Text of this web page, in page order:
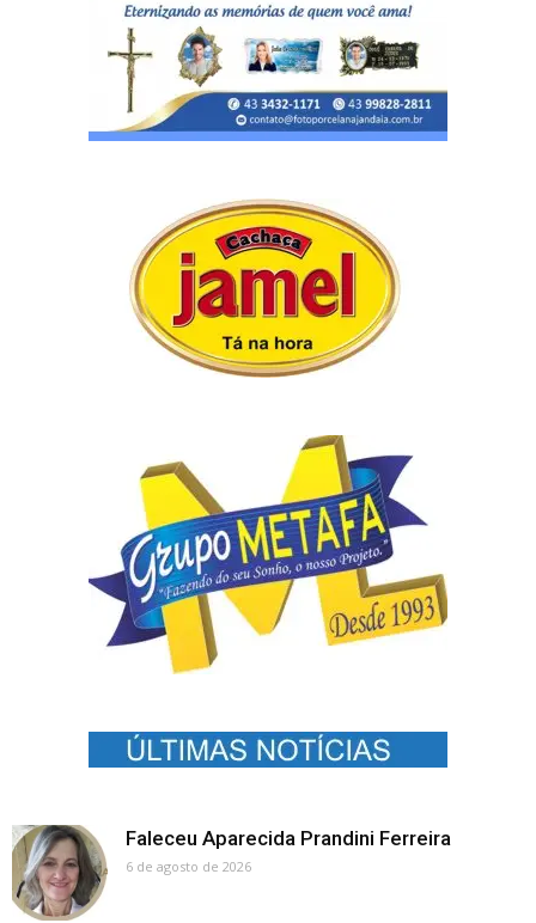
Faleceu Aparecida Prandini Ferreira
6 de agosto de 2026